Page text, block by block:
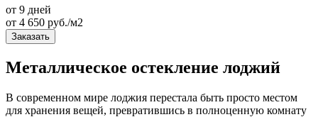
от 9 дней
от 4 650 руб./м2
Заказать
Металлическое остекление лоджий
В современном мире лоджия перестала быть просто местом
для хранения вещей, превратившись в полноценную комнату